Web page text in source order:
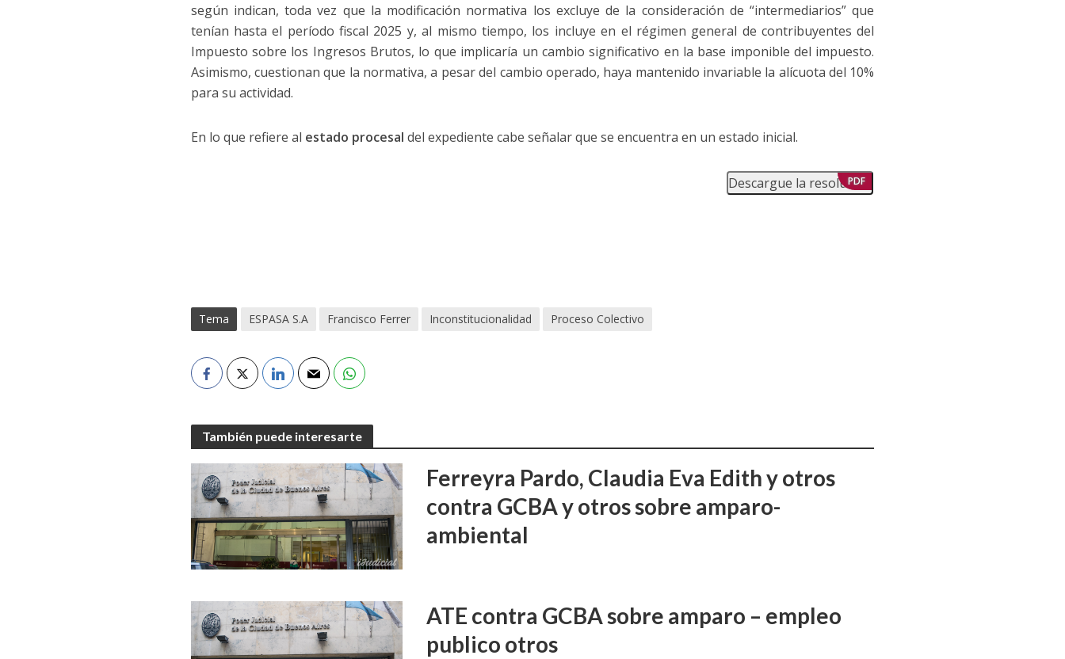
según indican, toda vez que la modificación normativa los excluye de la consideración de “intermediarios” que
tenían hasta el período fiscal 2025 y, al mismo tiempo, los incluye en el régimen general de contribuyentes del
Impuesto sobre los Ingresos Brutos, lo que implicaría un cambio significativo en la base imponible del impuesto.
Asimismo, cuestionan que la normativa, a pesar del cambio operado, haya mantenido invariable la alícuota del 10%
para su actividad.
En lo que refiere al estado procesal del expediente cabe señalar que se encuentra en un estado inicial.
Descargue la resolución
PDF
Tema ESPASA S.A Francisco Ferrer Inconstitucionalidad Proceso Colectivo
También puede interesarte
Ferreyra Pardo, Claudia Eva Edith y otros
contra GCBA y otros sobre amparo-
ambiental
ATE contra GCBA sobre amparo – empleo
publico otros